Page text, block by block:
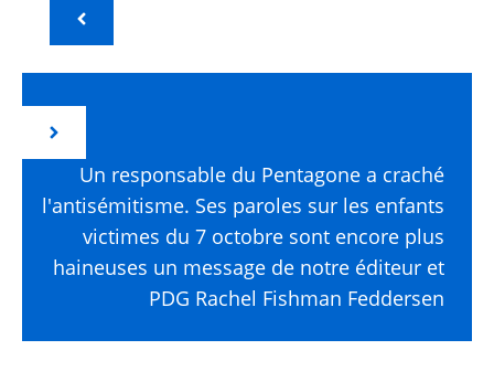
Un responsable du Pentagone a craché
l'antisémitisme. Ses paroles sur les enfants
victimes du 7 octobre sont encore plus
haineuses un message de notre éditeur et
PDG Rachel Fishman Feddersen